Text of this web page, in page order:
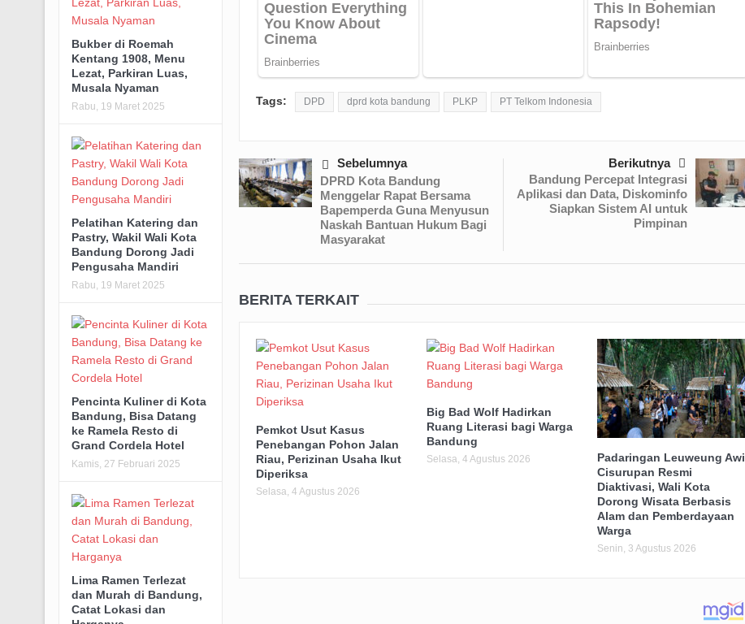
Tags: DPD dprd kota bandung PLKP PT Telkom Indonesia
Sebelumnya
DPRD Kota Bandung
Menggelar Rapat Bersama
Bapemperda Guna Menyusun
Naskah Bantuan Hukum Bagi
Masyarakat
Berikutnya
Bandung Percepat Integrasi
Aplikasi dan Data, Diskominfo
Siapkan Sistem AI untuk
Pimpinan
BERITA TERKAIT
Pemkot Usut Kasus
Penebangan Pohon Jalan
Riau, Perizinan Usaha Ikut
Diperiksa
Selasa, 4 Agustus 2026
Big Bad Wolf Hadirkan
Ruang Literasi bagi Warga
Bandung
Selasa, 4 Agustus 2026
Padaringan Leuweung Awi
Cisurupan Resmi
Diaktivasi, Wali Kota
Dorong Wisata Berbasis
Alam dan Pemberdayaan
Warga
Senin, 3 Agustus 2026
Bukber di Roemah
Kentang 1908, Menu
Lezat, Parkiran Luas,
Musala Nyaman
Rabu, 19 Maret 2025
Pelatihan Katering dan
Pastry, Wakil Wali Kota
Bandung Dorong Jadi
Pengusaha Mandiri
Rabu, 19 Maret 2025
Pencinta Kuliner di Kota
Bandung, Bisa Datang
ke Ramela Resto di
Grand Cordela Hotel
Kamis, 27 Februari 2025
Lima Ramen Terlezat
dan Murah di Bandung,
Catat Lokasi dan